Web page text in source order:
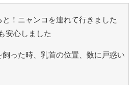
！ニャンコを連れて行きました
安心しました
った時、乳首の位置、数に戸惑い